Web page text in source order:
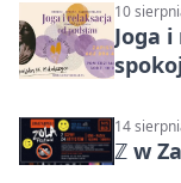
10
Joga
14
ℤ w